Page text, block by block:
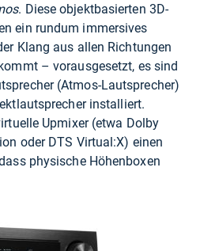
. Diese objektbasierten 3D-
ein rundum immersives
Klang aus allen Richtungen
– vorausgesetzt, es sind
(Atmos-Lautsprecher)
installiert.
Upmixer (etwa Dolby
oder DTS Virtual:X) einen
physische Höhenboxen